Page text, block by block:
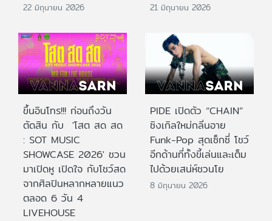
22 มิถุนายน 2026 21 มิถุนายน 2026
ขึ้นอินโทร!!! ก่อนถึงวัน
ตัดสิน กับ 'โสต สด สด
: SOT MUSIC
SHOWCASE 2026' ชวน
มาเปิดหู เปิดใจ กับโชว์สด
จากศิลปินหลากหลายแนว
ตลอด 6 วัน 4
LIVEHOUSE
PIDE เปิดตัว “CHAIN”
ซิงเกิลใหม่กลิ่นอาย
Funk-Pop สุดเซ็กซี่ โชว์
อีกด้านที่ทั้งขี้เล่นและเต็ม
ไปด้วยเสน่ห์ชวนโย
8 มิถุนายน 2026